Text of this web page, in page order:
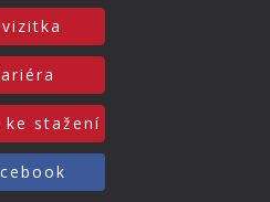
vizitka
ke stažení